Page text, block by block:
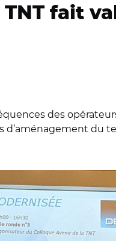
fait
des
du